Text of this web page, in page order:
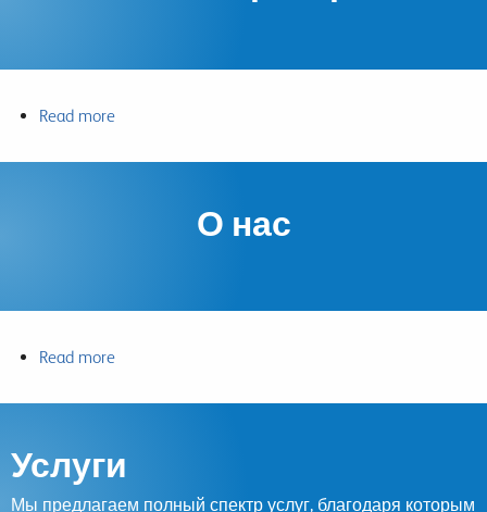
Read more
О нас
Read more
Услуги
Мы предлагаем полный спектр услуг, благодаря которым